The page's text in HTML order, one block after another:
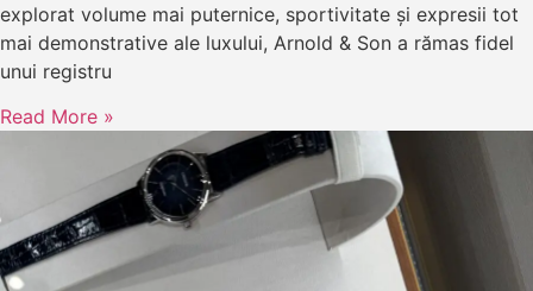
explorat volume mai puternice, sportivitate și expresii tot
mai demonstrative ale luxului, Arnold & Son a rămas fidel
unui registru
Read More »